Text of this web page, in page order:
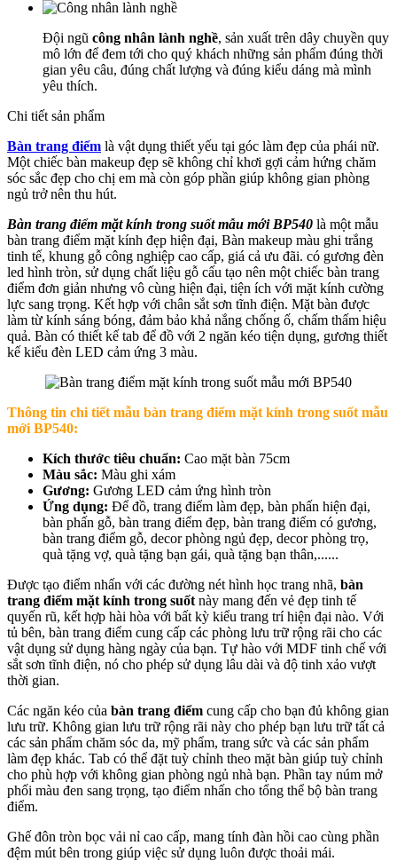
Đội ngũ công nhân lành nghề, sản xuất trên dây chuyền quy
mô lớn để đem tới cho quý khách những sản phẩm đúng thời
gian yêu câu, đúng chất lượng và đúng kiểu dáng mà mình
yêu thích.
Chi tiết sản phẩm
Bàn trang điểm là vật dụng thiết yếu tại góc làm đẹp của phái nữ.
Một chiếc bàn makeup đẹp sẽ không chỉ khơi gợi cảm hứng chăm
sóc sắc đẹp cho chị em mà còn góp phần giúp không gian phòng
ngủ trở nên thu hút.
Bàn trang điểm mặt kính trong suốt mẫu mới BP540 là một mẫu
bàn trang điểm mặt kính đẹp hiện đại, Bàn makeup màu ghi trắng
tinh tế, khung gỗ công nghiệp cao cấp, giá cả ưu đãi. có gương đèn
led hình tròn, sử dụng chất liệu gỗ cấu tạo nên một chiếc bàn trang
điểm đơn giản nhưng vô cùng hiện đại, tiện ích với mặt kính cường
lực sang trọng. Kết hợp với chân sắt sơn tĩnh điện. Mặt bàn được
làm từ kính sáng bóng, đảm bảo khả nắng chống ố, chấm thấm hiệu
quả. Bàn có thiết kế tab để đồ với 2 ngăn kéo tiện dụng, gương thiết
kế kiểu đèn LED cảm ứng 3 màu.
Thông tin chi tiết mẫu bàn trang điểm mặt kính trong suốt mẫu
mới BP540:
Kích thước tiêu chuẩn: Cao mặt bàn 75cm
Màu sắc: Màu ghi xám
Gương: Gương LED cảm ứng hình tròn
Ứng dụng: Để đồ, trang điểm làm đẹp, bàn phấn hiện đại,
bàn phấn gỗ, bàn trang điểm đẹp, bàn trang điểm có gương,
bàn trang điểm gỗ, decor phòng ngủ đẹp, decor phòng trọ,
quà tặng vợ, quà tặng bạn gái, quà tặng bạn thân,......
Được tạo điểm nhấn với các đường nét hình học trang nhã, bàn
trang điểm mặt kính trong suốt này mang đến vẻ đẹp tinh tế
quyến rũ, kết hợp hài hòa với bất kỳ kiểu trang trí hiện đại nào. Với
tủ bên, bàn trang điểm cung cấp các phòng lưu trữ rộng rãi cho các
vật dụng sử dụng hàng ngày của bạn. Tự hào với MDF tinh chế với
sắt sơn tĩnh điện, nó cho phép sử dụng lâu dài và độ tinh xảo vượt
thời gian.
Các ngăn kéo của bàn trang điểm cung cấp cho bạn đủ không gian
lưu trữ. Không gian lưu trữ rộng rãi này cho phép bạn lưu trữ tất cả
các sản phẩm chăm sóc da, mỹ phẩm, trang sức và các sản phẩm
làm đẹp khác. Tab có thể đặt tuỳ chỉnh theo mặt bàn giúp tuỳ chỉnh
cho phù hợp với không gian phòng ngủ nhà bạn. Phần tay núm mở
phối màu đen sang trọng, tạo điểm nhấn cho tổng thể bộ bàn trang
điểm.
Ghế đôn tròn bọc vải nỉ cao cấp, mang tính đàn hồi cao cùng phần
đệm mút bên trong giúp việc sử dụng luôn được thoải mái.